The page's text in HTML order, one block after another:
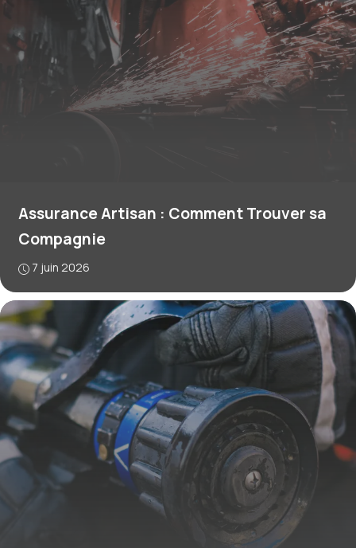
Assurance Artisan : Comment Trouver sa
Compagnie
7 juin 2026